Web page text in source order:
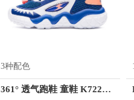
3种配色
361° 透气跑鞋 童鞋 K7224801